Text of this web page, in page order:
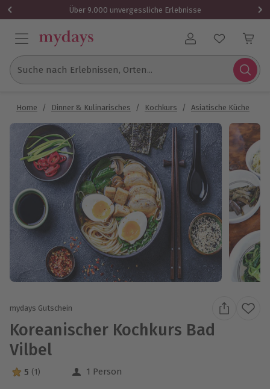
Über 9.000 unvergessliche Erlebnisse
Benutzerkonto
Suche nach Erlebnissen, Orten...
Home / Dinner & Kulinarisches / Kochkurs / Asiatische Küche
mydays Gutschein
Koreanischer Kochkurs Bad
Vilbel
5 Sterne von 5 aus 1 Bewertungen
5 (1) 1 Person